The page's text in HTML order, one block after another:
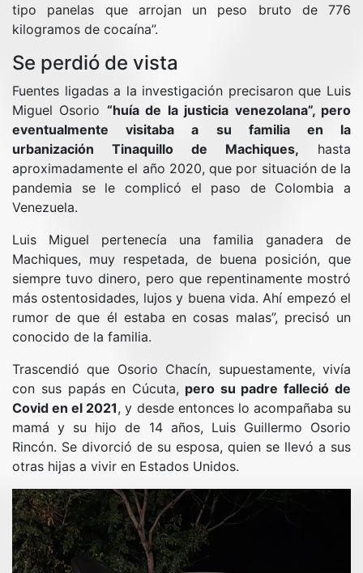
tipo panelas que arrojan un peso bruto de 776
kilogramos de cocaína”.
Se perdió de vista
Fuentes ligadas a la investigación precisaron que Luis
Miguel Osorio “huía de la justicia venezolana”, pero
eventualmente visitaba a su familia en la
urbanización Tinaquillo de Machiques, hasta
aproximadamente el año 2020, que por situación de la
pandemia se le complicó el paso de Colombia a
Venezuela.
Luis Miguel pertenecía una familia ganadera de
Machiques, muy respetada, de buena posición, que
siempre tuvo dinero, pero que repentinamente mostró
más ostentosidades, lujos y buena vida. Ahí empezó el
rumor de que él estaba en cosas malas”, precisó un
conocido de la familia.
Trascendió que Osorio Chacín, supuestamente, vivía
con sus papás en Cúcuta, pero su padre falleció de
Covid en el 2021, y desde entonces lo acompañaba su
mamá y su hijo de 14 años, Luis Guillermo Osorio
Rincón. Se divorció de su esposa, quien se llevó a sus
otras hijas a vivir en Estados Unidos.